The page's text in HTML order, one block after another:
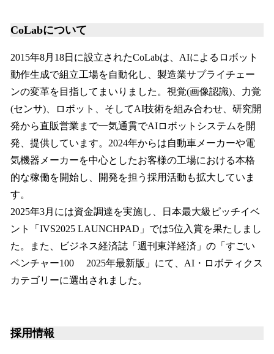
CoLabについて
2015年8月18日に設立されたCoLabは、AIによるロボット
動作生成で組立工場を自動化し、製造業サプライチェー
ンの変革を目指してまいりました。視覚(画像認識)、力覚
(センサ)、ロボット、そしてAI技術を組み合わせ、研究開
発から直販営業まで一気通貫でAIロボットシステムを開
発、提供しています。2024年からは自動車メーカーや電
気機器メーカーを中心としたお客様の工場における本格
的な稼働を開始し、開発を担う採用活動も拡大していま
す。
2025年3月には資金調達を実施し、日本最大級ピッチイベ
ント「IVS2025 LAUNCHPAD」では5位入賞を果たしまし
た。また、ビジネス経済誌「週刊東洋経済」の「すごい
ベンチャー100 2025年最新版」にて、AI・ロボティクス
カテゴリーに選出されました。
採用情報